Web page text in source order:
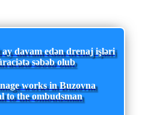
davam edən drenaj işləri
səbəb olub
works in Buzovna
to the ombudsman